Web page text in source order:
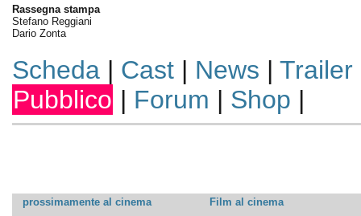
Rassegna stampa
Stefano Reggiani
Dario Zonta
Scheda| Cast| News | Trailer
Pubblico | Forum | Shop |
prossimamente al cinema
Film al cinema